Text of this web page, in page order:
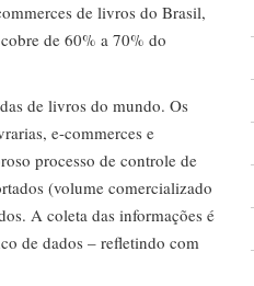
de livros do Brasil,
de 60% a 70% do
de livros do mundo. Os
e-commerces e
processo de controle de
(volume comercializado
A coleta das informações é
de dados – refletindo com